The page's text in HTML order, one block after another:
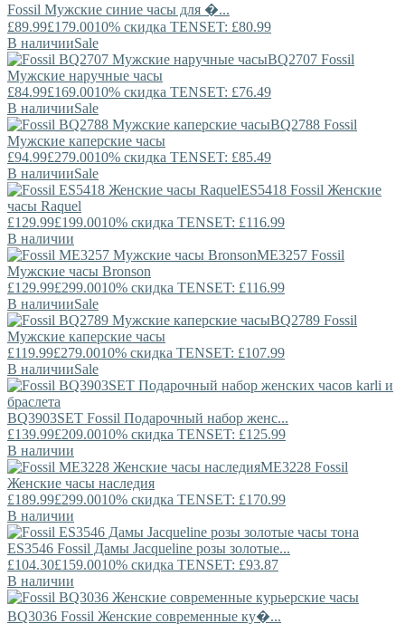
Fossil Мужские синие часы для �...
£89.99£179.0010% скидка TENSET: £80.99
В наличииSale
BQ2707 Fossil
Мужские наручные часы
£84.99£169.0010% скидка TENSET: £76.49
В наличииSale
BQ2788 Fossil
Мужские каперские часы
£94.99£279.0010% скидка TENSET: £85.49
В наличииSale
ES5418 Fossil Женские
часы Raquel
£129.99£199.0010% скидка TENSET: £116.99
В наличии
ME3257 Fossil
Мужские часы Bronson
£129.99£299.0010% скидка TENSET: £116.99
В наличииSale
BQ2789 Fossil
Мужские каперские часы
£119.99£279.0010% скидка TENSET: £107.99
В наличииSale
BQ3903SET Fossil Подарочный набор женс...
£139.99£209.0010% скидка TENSET: £125.99
В наличии
ME3228 Fossil
Женские часы наследия
£189.99£299.0010% скидка TENSET: £170.99
В наличии
ES3546 Fossil Дамы Jacqueline розы золотые...
£104.30£159.0010% скидка TENSET: £93.87
В наличии
BQ3036 Fossil Женские современные ку�...